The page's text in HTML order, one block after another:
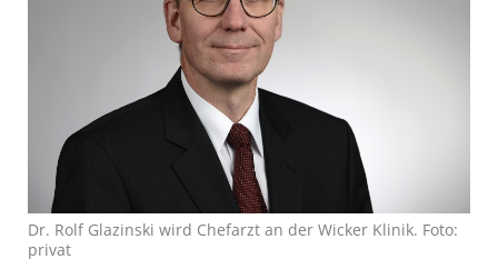
Dr. Rolf Glazinski wird Chefarzt an der Wicker Klinik. Foto:
privat